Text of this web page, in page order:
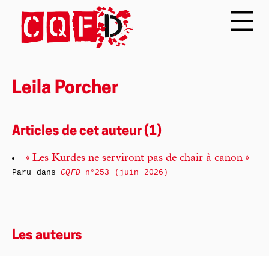
Leila Porcher
Articles de cet auteur (1)
« Les Kurdes ne serviront pas de chair à canon »
Paru dansCQFDn°253 (juin 2026)
Les auteurs